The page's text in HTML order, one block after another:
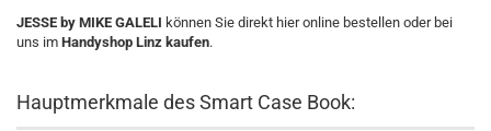
JESSE by MIKE GALELI können Sie direkt hier online bestellen oder bei
uns im Handyshop Linz kaufen.
Hauptmerkmale des Smart Case Book: